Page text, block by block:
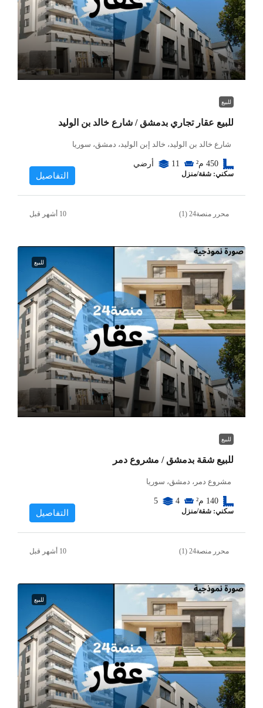
للبيع
للبيع عقار تجاري بدمشق / شارع خالد بن الوليد
شارع خالد بن الوليد، خالد إبن الوليد، دمشق، سوريا
450 م² 11 أرضي
سكني: شقة/منزل التفاصيل
محرر منصة24 (1)
للبيع
للبيع
للبيع شقة بدمشق / مشروع دمر
مشروع دمر، دمشق، سوريا
140 م² 4
5
سكني: شقة/منزل التفاصيل
محرر منصة24 (1)
للبيع